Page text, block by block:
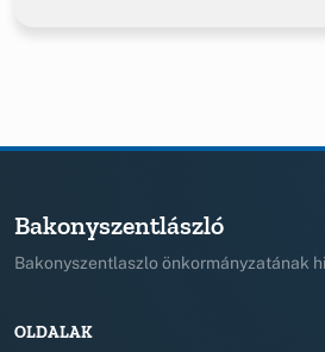
Bakonyszentlászló
Bakonyszentlaszlo önkormányzatának
OLDALAK